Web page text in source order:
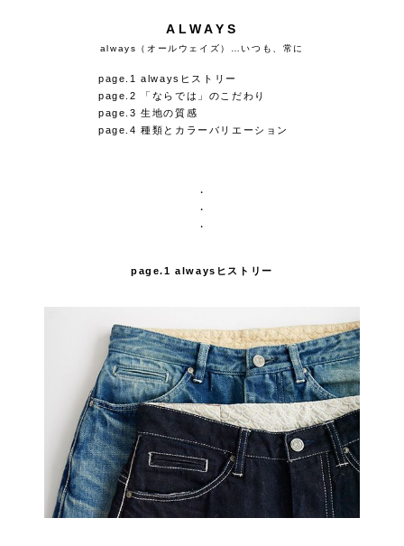
ALWAYS
always（オールウェイズ）…いつも、常に
page.1 alwaysヒストリー
page.2 「ならでは」のこだわり
page.3 生地の質感
page.4 種類とカラーバリエーション
・
・
・
page.1 alwaysヒストリー